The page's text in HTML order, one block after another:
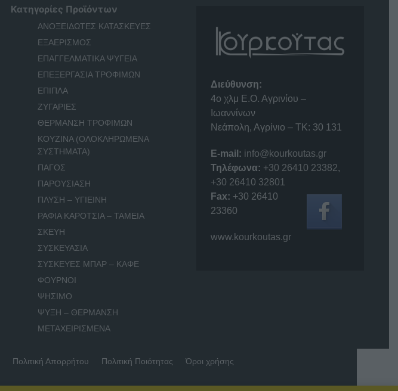
Κατηγορίες Προϊόντων
ΑΝΟΞΕΙΔΩΤΕΣ ΚΑΤΑΣΚΕΥΕΣ
ΕΞΑΕΡΙΣΜΟΣ
ΕΠΑΓΓΕΛΜΑΤΙΚΑ ΨΥΓΕΙΑ
ΕΠΕΞΕΡΓΑΣΙΑ ΤΡΟΦΙΜΩΝ
ΕΠΙΠΛΑ
ΖΥΓΑΡΙΕΣ
ΘΕΡΜΑΝΣΗ ΤΡΟΦΙΜΩΝ
ΚΟΥΖΙΝΑ (ΟΛΟΚΛΗΡΩΜΕΝΑ
ΣΥΣΤΗΜΑΤΑ)
ΠΑΓΟΣ
ΠΑΡΟΥΣΙΑΣΗ
ΠΛΥΣΗ – ΥΓΙΕΙΝΗ
ΡΑΦΙΑ ΚΑΡΟΤΣΙΑ – ΤΑΜΕΙΑ
ΣΚΕΥΗ
ΣΥΣΚΕΥΑΣΙΑ
ΣΥΣΚΕΥΕΣ ΜΠΑΡ – ΚΑΦΕ
ΦΟΥΡΝΟΙ
ΨΗΣΙΜΟ
ΨΥΞΗ – ΘΕΡΜΑΝΣΗ
ΜΕΤΑΧΕΙΡΙΣΜΕΝΑ
Διεύθυνση:
4o χλμ Ε.Ο. Αγρινίου –
Ιωαννίνων
Νεάπολη, Αγρίνιο – ΤΚ: 30 131
E-mail: info@kourkoutas.gr
Τηλέφωνα: +30 26410 23382,
+30 26410 32801
Fax: +30 26410
23360
www.kourkoutas.gr
Πολιτική Απορρήτου Πολιτική Ποιότητας Όροι χρήσης